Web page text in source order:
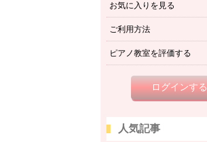
お気に入りを見る
ご利用方法
ピアノ教室を評価する
ログインする
人気記事